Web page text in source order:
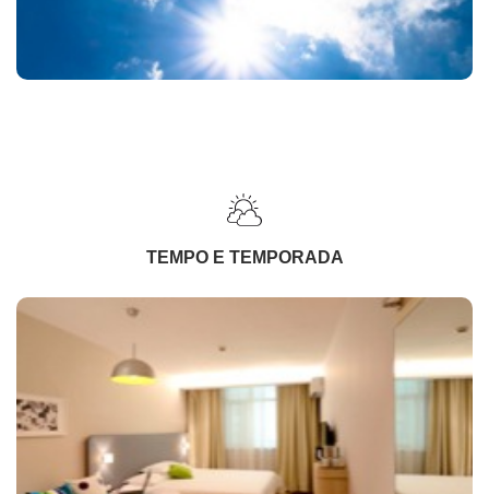
TEMPO E TEMPORADA